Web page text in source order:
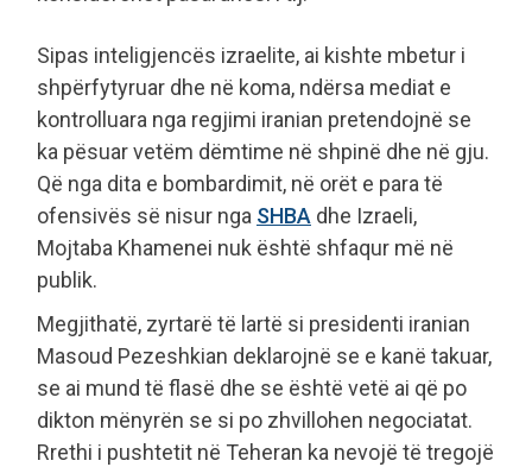
Sipas inteligjencës izraelite, ai kishte mbetur i
shpërfytyruar dhe në koma, ndërsa mediat e
kontrolluara nga regjimi iranian pretendojnë se
ka pësuar vetëm dëmtime në shpinë dhe në gju.
Që nga dita e bombardimit, në orët e para të
ofensivës së nisur nga SHBA dhe Izraeli,
Mojtaba Khamenei nuk është shfaqur më në
publik.
Megjithatë, zyrtarë të lartë si presidenti iranian
Masoud Pezeshkian deklarojnë se e kanë takuar,
se ai mund të flasë dhe se është vetë ai që po
dikton mënyrën se si po zhvillohen negociatat.
Rrethi i pushtetit në Teheran ka nevojë të tregojë